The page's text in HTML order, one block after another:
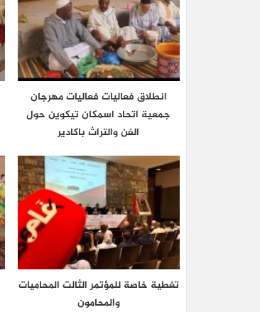
انطلاق فعاليات فعاليات مهرجان
جمعية اتحاد اسمكان تيكوين حول
الفن والتراث باكادير
تغطية خاصة للمؤتمر الثالت المحاميات
والمحامون